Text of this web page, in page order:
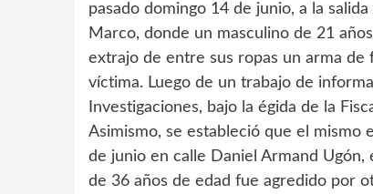
pasado domingo 14 de junio, a la
Marco, donde un masculino de 21
extrajo de entre sus ropas un arma
víctima. Luego de un trabajo de
Investigaciones, bajo la égida de la
Asimismo, se estableció que el mismo
de junio en calle Daniel Armand
de 36 años de edad fue agredido por